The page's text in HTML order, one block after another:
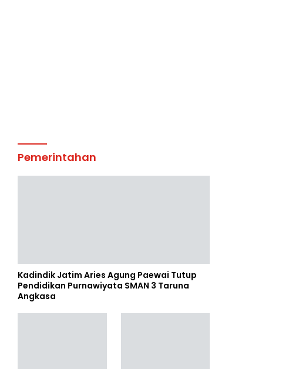
Pemerintahan
Kadindik Jatim Aries Agung Paewai Tutup
Pendidikan Purnawiyata SMAN 3 Taruna
Angkasa